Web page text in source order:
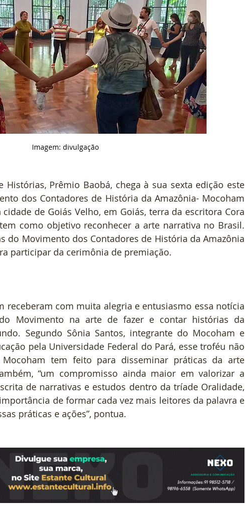
Imagem: divulgação
Histórias, Prêmio Baobá, chega à sua sexta edição este
dos Contadores de História da Amazônia- Mocoham
de Goiás Velho, em Goiás, terra da escritora Cora
como objetivo reconhecer a arte narrativa no Brasil.
do Movimento dos Contadores de História da Amazônia
participar da cerimônia de premiação.
receberam com muita alegria e entusiasmo essa notícia
Movimento na arte de fazer e contar histórias da
Segundo Sônia Santos, integrante do Mocoham e
pela Universidade Federal do Pará, esse troféu não
tem feito para disseminar práticas da arte
“um compromisso ainda maior em valorizar a
de narrativas e estudos dentro da tríade Oralidade,
de formar cada vez mais leitores da palavra e
práticas e ações”, pontua.